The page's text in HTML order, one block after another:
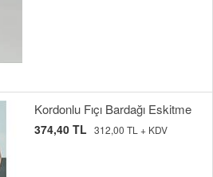
Kordonlu Fıçı Bardağı Eskitme
374,40 TL 312,00 TL + KDV